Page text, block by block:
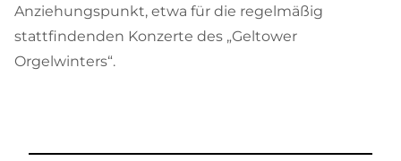
Anziehungspunkt, etwa für die regelmäßig
stattfindenden Konzerte des „Geltower
Orgelwinters“.